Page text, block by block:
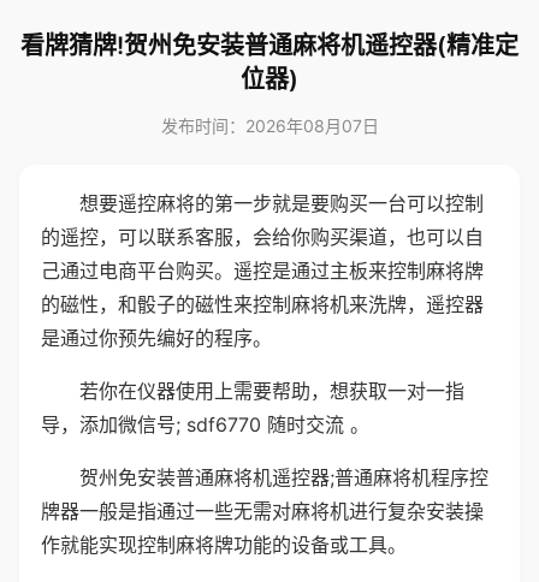
看牌猜牌!贺州免安装普通麻将机遥控器(精准定
位器)
发布时间：2026年08月07日
想要遥控麻将的第一步就是要购买一台可以控制
的遥控，可以联系客服，会给你购买渠道，也可以自
己通过电商平台购买。遥控是通过主板来控制麻将牌
的磁性，和骰子的磁性来控制麻将机来洗牌，遥控器
是通过你预先编好的程序。
若你在仪器使用上需要帮助，想获取一对一指
导，添加微信号; sdf6770 随时交流 。
贺州免安装普通麻将机遥控器;普通麻将机程序控
牌器一般是指通过一些无需对麻将机进行复杂安装操
作就能实现控制麻将牌功能的设备或工具。